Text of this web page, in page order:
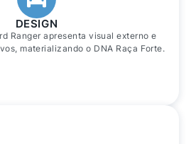
DESIGN
Ranger apresenta visual externo e
materializando o DNA Raça Forte.